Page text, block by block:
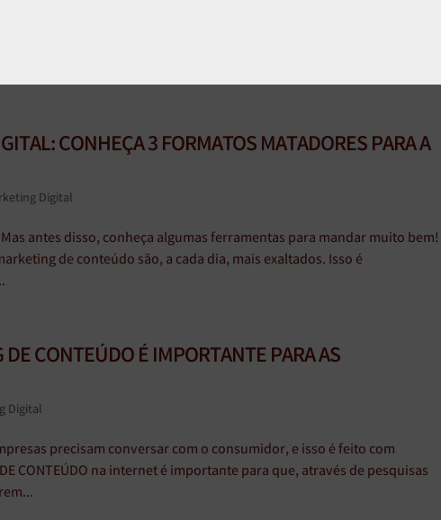
CONHEÇA 3 FORMATOS MATADORES PARA A
Digital
antes disso, conheça algumas ferramentas para mandar muito bem!
de conteúdo são, a cada dia, mais exaltados. Isso é
CONTEÚDO É IMPORTANTE PARA AS
Digital
precisam conversar com o consumidor, e isso é feito com
CONTEÚDO na internet é importante para que, através de pesquisas